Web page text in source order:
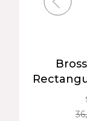
Courts
| Pour